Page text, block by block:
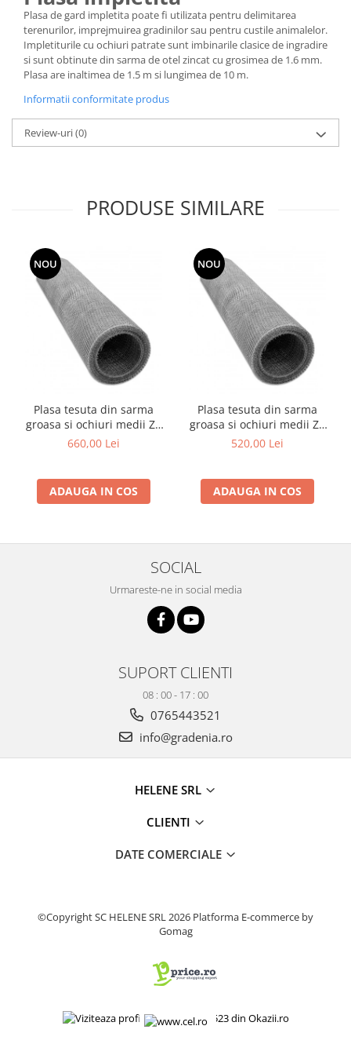
Grape
Cositori
Tocatoare agricole
Cultivatoare
Articole electrice
Prelungitoare
Sigurante electrice
Scule pentru construcții
Ciocane rotopercutoare
Plase gard
Plasa sarma galvanizata zincata
Plasa sarma rabit
Sarma moale neagra pentru fierari
si dulgheri; sarma zincata; sarma
Plase din polietilena
Plase anti insecte
Plase anti pasari
Plase pentru castraveti
Mobilier PVC
Mobilier PVC pentru grădină
Mobilier comercial din PVC
Garduri și porți rezidențiale
Articole de consum industrie
Produse pentru constructii
Aparate pneumatice
Scule si accesorii pneumatice
Aparate de sudura
Aeroterme si tunuri de caldura
Ciocane rotopercutoare
Plasa de gard impletita poate fi utilizata pentru delimitarea
terenurilor, imprejmuirea gradinilor sau pentru custile animalelor.
Impletiturile cu ochiuri patrate sunt imbinarile clasice de ingradire
si sunt obtinute din sarma de otel zincat cu grosimea de 1.6 mm.
Plasa are inaltimea de 1.5 m si lungimea de 10 m.
Informatii conformitate produs
Review-uri(0)
PRODUSE SIMILARE
NOU
Plasa tesuta din sarma
groasa si ochiuri medii Zn
1x12 m - 3.0x3.0x1.0 mm
660,00 Lei
ADAUGA IN COS
NOU
Plasa tesuta din sarma
groasa si ochiuri medii Zn
1x12 m - 4.0x4.0x1.0 mm
520,00 Lei
ADAUGA IN COS
SOCIAL
Urmareste-ne in social media
SUPORT CLIENTI
08 : 00 - 17 : 00
0765443521
info@gradenia.ro
HELENE SRL
CLIENTI
DATE COMERCIALE
©Copyright SC HELENE SRL 2026 Platforma E-commerce by
Gomag